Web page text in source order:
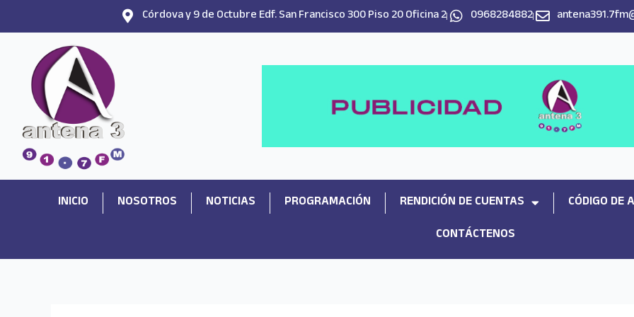
Córdova y 9 de Octubre Edf. San Francisco 300 Piso 20 Oficina 2 0968284882
INICIO NOSOTROS NOTICIAS PROGRAMACIÓN RENDICIÓN DE CUENTAS CÓDIGO DE
CONTÁCTENOS